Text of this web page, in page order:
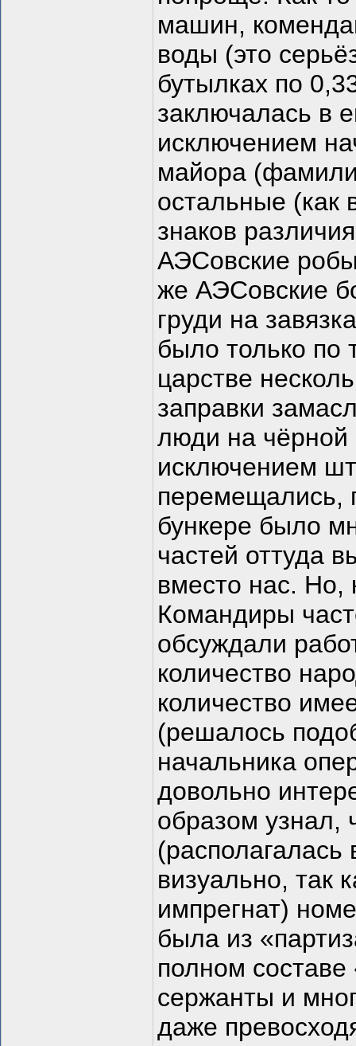
машин,
воды (это
бутылках по
заключалась в
исключением
майора
остальные (как
знаков
АЭСовские
же АЭСовские
груди на
было только по
царстве
заправки
люди на чёрной
исключением
перемещались,
бункере было
частей оттуда
вместо нас. Но,
Командиры
обсуждали
количество
количество
(решалось
начальника
довольно
образом узнал,
визуально, так
импрегнат)
была из
полном
сержанты и
даже